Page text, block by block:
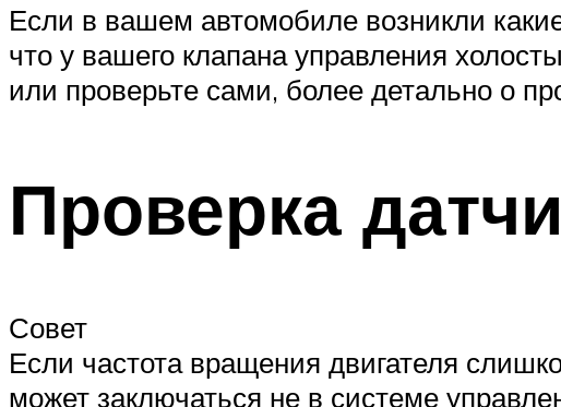
Если в вашем автомобиле возникли
что у вашего клапана управления
или проверьте сами, более детально о
Проверка
Совет
Если частота вращения двигателя
может заключаться не в системе